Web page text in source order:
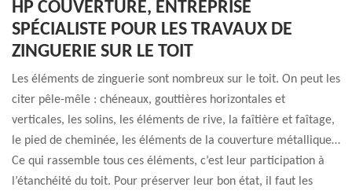
HP COUVERTURE, ENTREPRISE
SPÉCIALISTE POUR LES TRAVAUX DE
ZINGUERIE SUR LE TOIT
Les éléments de zinguerie sont nombreux sur le toit. On peut les
citer pêle-mêle : chéneaux, gouttières horizontales et
verticales, les solins, les éléments de rive, la faîtière et faîtage,
le pied de cheminée, les éléments de la couverture métallique…
Ce qui rassemble tous ces éléments, c’est leur participation à
l’étanchéité du toit. Pour préserver leur bon état, il faut les